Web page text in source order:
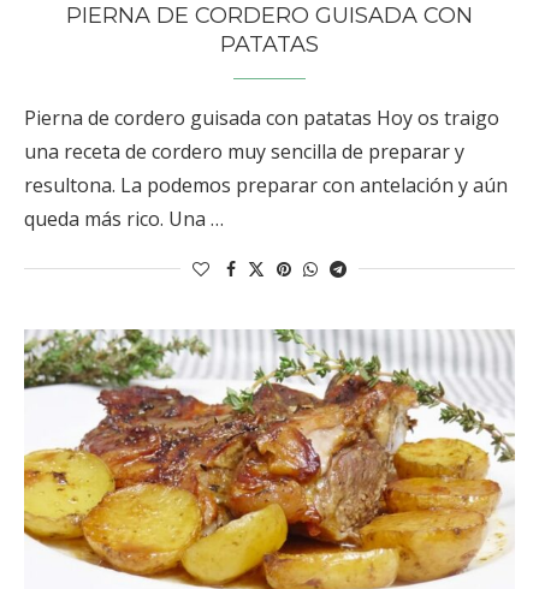
PIERNA DE CORDERO GUISADA CON
PATATAS
Pierna de cordero guisada con patatas Hoy os traigo
una receta de cordero muy sencilla de preparar y
resultona. La podemos preparar con antelación y aún
queda más rico. Una …